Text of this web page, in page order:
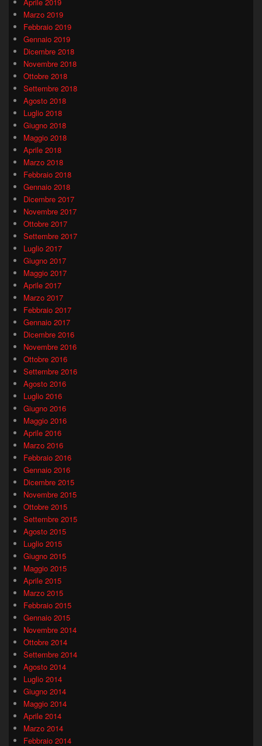
Marzo 2019
Febbraio 2019
Gennaio 2019
Dicembre 2018
Novembre 2018
Ottobre 2018
Settembre 2018
Agosto 2018
Luglio 2018
Giugno 2018
Maggio 2018
Aprile 2018
Marzo 2018
Febbraio 2018
Gennaio 2018
Dicembre 2017
Novembre 2017
Ottobre 2017
Settembre 2017
Luglio 2017
Giugno 2017
Maggio 2017
Aprile 2017
Marzo 2017
Febbraio 2017
Gennaio 2017
Dicembre 2016
Novembre 2016
Ottobre 2016
Settembre 2016
Agosto 2016
Luglio 2016
Giugno 2016
Maggio 2016
Aprile 2016
Marzo 2016
Febbraio 2016
Gennaio 2016
Dicembre 2015
Novembre 2015
Ottobre 2015
Settembre 2015
Agosto 2015
Luglio 2015
Giugno 2015
Maggio 2015
Aprile 2015
Marzo 2015
Febbraio 2015
Gennaio 2015
Novembre 2014
Ottobre 2014
Settembre 2014
Agosto 2014
Luglio 2014
Giugno 2014
Maggio 2014
Aprile 2014
Marzo 2014
Febbraio 2014